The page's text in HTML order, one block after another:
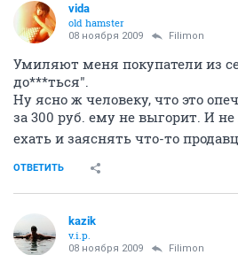
vida
old hamster
08 ноября 2009 Filimon
Умиляют меня покупатели из
до***ться".
Ну ясно ж человеку, что это
за 300 руб. ему не выгорит. И
ехать и заяснять что-то
ОТВЕТИТЬ
kazik
v.i.p.
08 ноября 2009 Filimon